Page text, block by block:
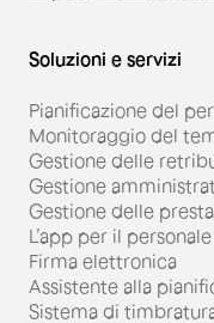
Soluzioni e servizi
Pianificazione del
Monitoraggio del
Gestione delle
Gestione
Gestione delle
L’app per il
Firma elettronica
Assistente alla
Sistema di